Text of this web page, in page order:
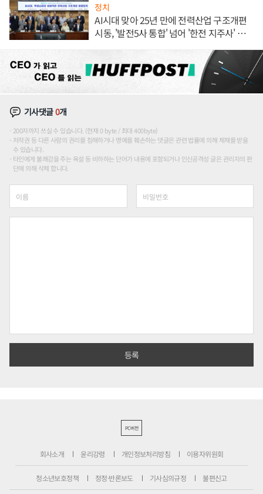
정치
AI시대 맞아 25년 만에 전력산업 구조개편
시동, '발전5사 통합' 넘어 '한전 지주사' 재편
기사댓글0개
200자까지 쓰실 수 있습니다. (현재 0 byte / 최대 400byte)
저작권 등 다른 사람의 권리를 침해하거나 명예를 훼손하는 댓글은 관련 법률에 의해 제재를 받을
수 있습니다.
타인에게 불쾌감을 주는 욕설 등 비하하는 단어가 내용에 포함되거나 인신공격성 글은 관리자의 판
단에 의해 삭제 합니다.
PC버전
회사소개 윤리강령 개인정보처리방침 이용자위원회
청소년보호정책 정정·반론보도 기사심의규정 불편신고